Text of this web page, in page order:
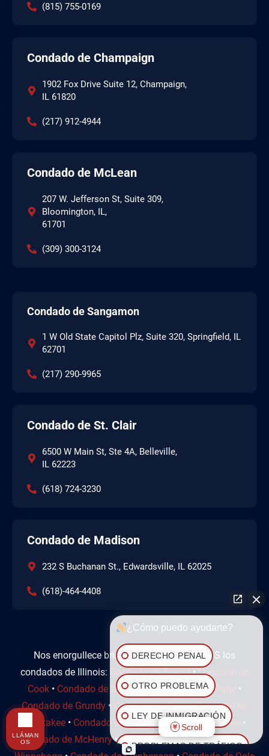
(815) 755-0169
Condado de Champaign
1902 Fox Drive Suite 12, Champaign,
IL 61820
(217) 912-4944
Condado de McLean
207 W. Jefferson St, Suite 309,
Bloomington, IL,
61701
(309) 300-3124
Condado de Sangamon
1 W Old State Capitol Plz, Suite 320, Springfield, IL
62701
(217) 290-9965
Condado de St. Clair
6500 W Main St, Ste 4A, Belleville,
IL 62223
(618) 724-3230
Condado de Madison
232 S Buchanan St., Edwardsville, IL 62025
(618)-464-4408
Nos enorgullece brindar servicios en TODOS los
condados de Illinois: Condado de Boone•Condado de
Cook • Condado de DeKalb•Condado de DuPage •
Condado de Grundy • Condado de Kane•Condado de
Kankakee• Condado de Kendall• Condado de Lake •
Condado de McHenry•Condado de Will•Condado de
¿Cómo puedo ayudarte?
DERECHO PENAL
OTRO PROBLEMA
LEY DE INMIGRACIÓN
PROBLEMAS DE TRÁFICO
Scroll
LLÁMAN
OS